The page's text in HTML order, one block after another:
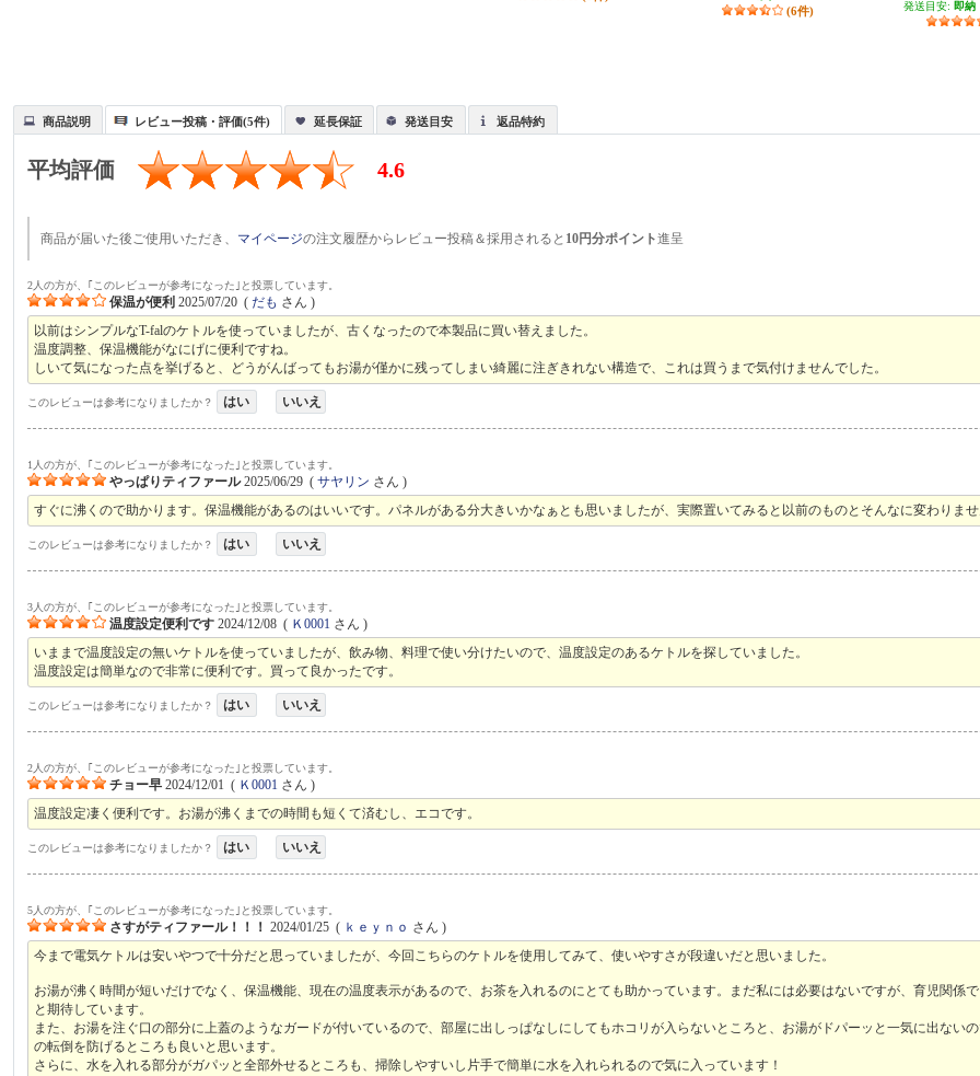
(6件)
発送目安: 即納
商品説明 レビュー投稿・評価(5件) 延長保証 発送目安 返品特約
平均評価 4.6
商品が届いた後ご使用いただき、 マイページの注文履歴からレビュー投稿＆採用されると 10円分ポイント進呈
2人の方が、｢このレビューが参考になった｣と投票しています。
保温が便利 2025/07/20 (だも さん )
以前はシンプルなT-falのケトルを使っていましたが、古くなったので本製品に買い替えました。
温度調整、保温機能がなにげに便利ですね。
しいて気になった点を挙げると、どうがんばってもお湯が僅かに残ってしまい綺麗に注ぎきれない構造で、これは買うまで気付けませんでした。
このレビューは参考になりましたか？ はい いいえ
1人の方が、｢このレビューが参考になった｣と投票しています。
やっぱりティファール 2025/06/29 (サヤリン さん )
すぐに沸くので助かります。保温機能があるのはいいです。パネルがある分大きいかなぁとも思いましたが、実際置いてみると以前のものとそんなに変わりませ
このレビューは参考になりましたか？ はい いいえ
3人の方が、｢このレビューが参考になった｣と投票しています。
温度設定便利です 2024/12/08 ( Ｋ0001 さん )
いままで温度設定の無いケトルを使っていましたが、飲み物、料理で使い分けたいので、温度設定のあるケトルを探していました。
温度設定は簡単なので非常に便利です。買って良かったです。
このレビューは参考になりましたか？ はい いいえ
2人の方が、｢このレビューが参考になった｣と投票しています。
チョー早 2024/12/01 ( Ｋ0001 さん )
温度設定凄く便利です。お湯が沸くまでの時間も短くて済むし、エコです。
このレビューは参考になりましたか？ はい いいえ
5人の方が、｢このレビューが参考になった｣と投票しています。
さすがティファール！！！ 2024/01/25 ( ｋｅｙｎｏ さん )
今まで電気ケトルは安いやつで十分だと思っていましたが、今回こちらのケトルを使用してみて、使いやすさが段違いだと思いました。
お湯が沸く時間が短いだけでなく、保温機能、現在の温度表示があるので、お茶を入れるのにとても助かっています。まだ私には必要はないですが、育児関係
と期待しています。
また、お湯を注ぐ口の部分に上蓋のようなガードが付いているので、部屋に出しっぱなしにしてもホコリが入らないところと、お湯がドパーッと一気に出ない
の転倒を防げるところも良いと思います。
さらに、水を入れる部分がガパッと全部外せるところも、掃除しやすいし片手で簡単に水を入れられるので気に入っています！